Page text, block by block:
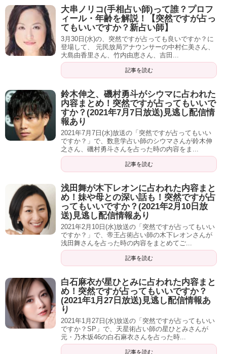
雨宮「あはははは！！」
多分本当にNHKは向いてない。
雨宮「あははは！！！」
伊達「向いてなかったと」
『アナウンサーの星』入ってない。
雨宮「あははは！！」
伊達「あははは！じゃあ本当に辞めるべくして辞めたんだ
雨宮「でもね、メチャクチャ分かるんですよ。そのやっぱ
りちょっと『女子アナ』とか『女性アナウンサー』ってい
う風に頑張ってはみるものの、なんか『私じゃないな』み
たいな」
富澤「これを(本当の自分を)出しちゃっていいんですか？」
ちょっと後で教えます。
雨宮「うわぁ、ええ？」
富澤「あら」
じゃあちょっと伊達さんの方を見させてもらいたいなと。
大串ノリコ(手相占い師)って誰？プロフ
ィール・年齢を解説！【突然ですが占っ
てもいいですか？新占い師】
3月30日(水)の、突然ですが占っても良いですか？に
登場して、 元民放局アナウンサーの中村仁美さん、
大島由香里さん、竹内由恵さん、吉田...
記事を読む
鈴木伸之、磯村勇斗がシウマに占われた
内容まとめ！突然ですが占ってもいいで
すか？(2021年7月7日放送)見逃し配信情
報あり
2021年7月7日(水)放送の「突然ですが占ってもいい
ですか？」で、数意学占い師のシウマさんが鈴木伸
之さん、磯村勇斗さんを占った時の内容をま...
記事を読む
浅田舞が木下レオンに占われた内容まと
め！妹や母との深い話も！突然ですが占
ってもいいですか？(2021年2月10日放
送)見逃し配信情報あり
2021年2月10日(水)放送の「突然ですが占ってもいい
ですか？」で、帝王占術占い師の木下レオンさんが
浅田舞さんを占った時の内容をまとめてご...
記事を読む
白石麻衣が星ひとみに占われた内容まと
め！突然ですが占ってもいいですか？
(2021年1月27日放送)見逃し配信情報あ
り
2021年1月27日(水)放送の「突然ですが占ってもいい
ですか？SP」で、天星術占い師の星ひとみさんが
元・乃木坂46の白石麻衣さんを占った時...
記事を読む